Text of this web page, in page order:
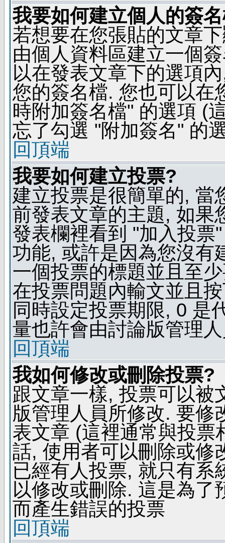
我要如何建立個人的簽
若想要在您張貼的文章
由個人資料區建立一個
以在發表文章下的選項
您的簽名檔. 您也可以在
時附加簽名檔" 的選項 (
忘了勾選 "附加簽名" 的
回頂端
我要如何建立投票?
建立投票是很簡單的, 當
前發表文章的主題, 如果
發表欄裡看到 "加入投票
功能, 或許是因為您沒有
一個投票的標題並且至
在投票問題內輸文並且
同時設定投票期限, 0 是
量也許會由討論版管理
回頂端
我如何修改或刪除投票?
跟文章一樣, 投票可以被
版管理人員所修改. 要修
表文章 (這裡通常與投票
話, 使用者可以刪除或修
已經有人投票, 就只有系
以修改或刪除. 這是為了
而產生錯誤的投票
回頂端